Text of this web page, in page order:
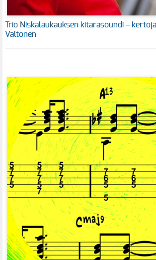
Trio Niskalaukauksen kitarasoundi –
Valtonen